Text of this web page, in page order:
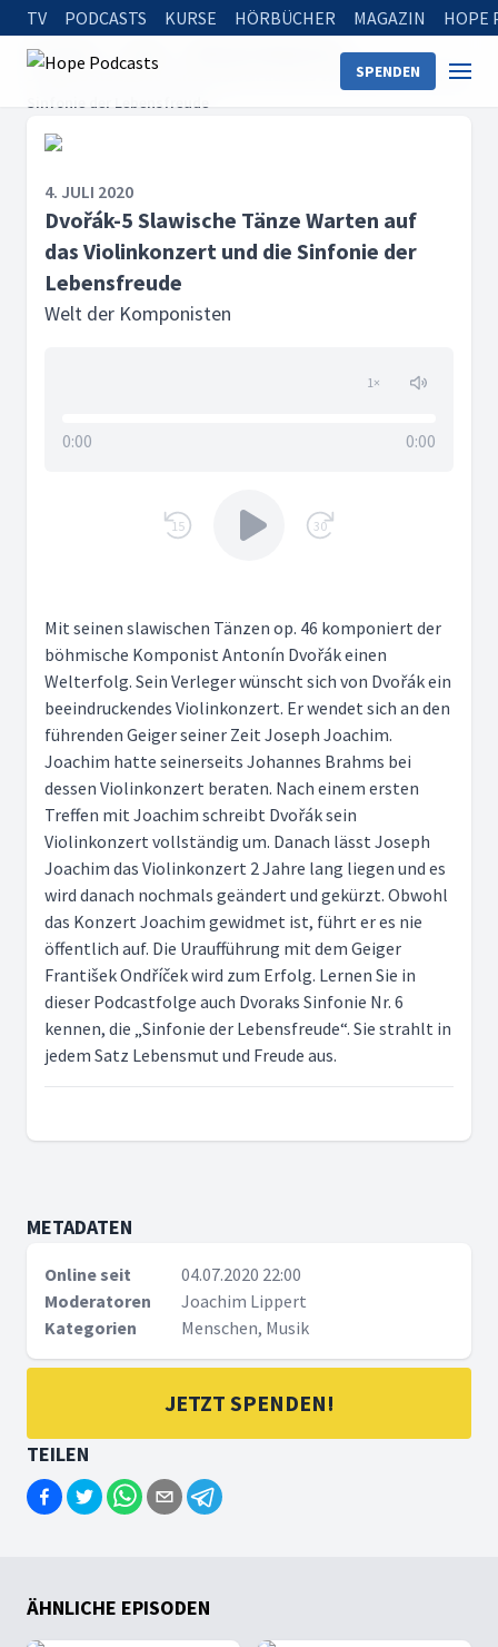
TV PODCASTS KURSE HÖRBÜCHER MAGAZIN HOPE
SPENDEN
Startseite
Welt der Komponisten
Dvořák-5 Slawische Tänze Warten auf das Violinkonzert und die
Sinfonie der Lebensfreude
4. JULI 2020
Dvořák-5 Slawische Tänze Warten auf
das Violinkonzert und die Sinfonie der
Lebensfreude
Welt der Komponisten
1×
0:00 0:00
15 30
Mit seinen slawischen Tänzen op. 46 komponiert der
böhmische Komponist Antonín Dvořák einen
Welterfolg. Sein Verleger wünscht sich von Dvořák ein
beeindruckendes Violinkonzert. Er wendet sich an den
führenden Geiger seiner Zeit Joseph Joachim.
Joachim hatte seinerseits Johannes Brahms bei
dessen Violinkonzert beraten. Nach einem ersten
Treffen mit Joachim schreibt Dvořák sein
Violinkonzert vollständig um. Danach lässt Joseph
Joachim das Violinkonzert 2 Jahre lang liegen und es
wird danach nochmals geändert und gekürzt. Obwohl
das Konzert Joachim gewidmet ist, führt er es nie
öffentlich auf. Die Uraufführung mit dem Geiger
František Ondříček wird zum Erfolg. Lernen Sie in
dieser Podcastfolge auch Dvoraks Sinfonie Nr. 6
kennen, die „Sinfonie der Lebensfreude“. Sie strahlt in
jedem Satz Lebensmut und Freude aus.
METADATEN
Online seit
04.07.2020 22:00
Moderatoren
Joachim Lippert
Kategorien
Menschen, Musik
JETZT SPENDEN!
TEILEN
ÄHNLICHE EPISODEN